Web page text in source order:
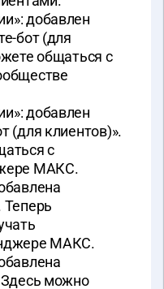
добавлен
бот (для
общаться с
добавлен
(для клиентов)».
с
МАКС.
МАКС.
Здесь можно